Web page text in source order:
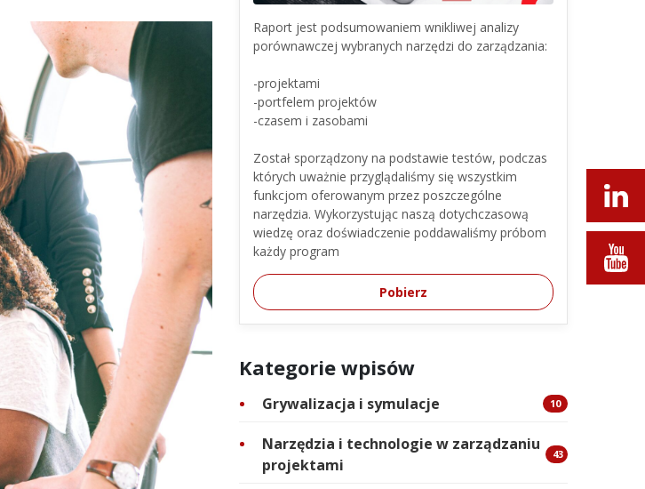
Raport jest podsumowaniem wnikliwej analizy
porównawczej wybranych narzędzi do zarządzania:
-projektami
-portfelem projektów
-czasem i zasobami
Został sporządzony na podstawie testów, podczas
których uważnie przyglądaliśmy się wszystkim
funkcjom oferowanym przez poszczególne
narzędzia. Wykorzystując naszą dotychczasową
wiedzę oraz doświadczenie poddawaliśmy próbom
każdy program
Pobierz
Kategorie wpisów
Grywalizacja i symulacje 10
Narzędzia i technologie w zarządzaniu
projektami
43